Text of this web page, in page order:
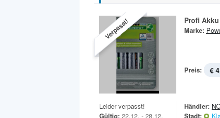
Verpasst! Profi
Marke:
Preis: €
Leider verpasst!
Gültig: 22.12. - 28.12.
Händler:
Stadt: